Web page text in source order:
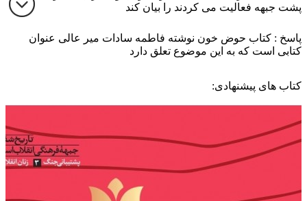
پشت جبهه فعالیت می کردند را بیان کند
پاسخ : کتاب حوض خون نوشته فاطمه سادات میر عالی عنوان
کتابی است که به این موضوع تعلق دارد
کتاب های پیشنهادی: